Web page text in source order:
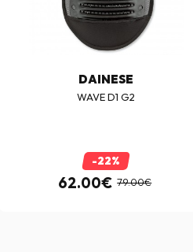
DAINESE
WAVE D1 G2
-22%
62.00€ 79.00€